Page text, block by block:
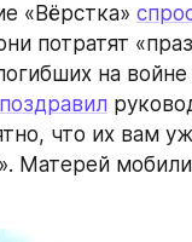
«Вёрстка»
потратят
на
поздравил
что их вам
Матерей